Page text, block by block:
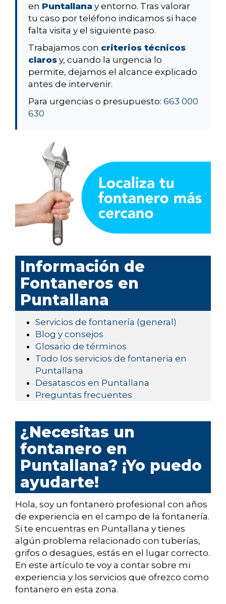
en Puntallana y entorno. Tras valorar
tu caso por teléfono indicamos si hace
falta visita y el siguiente paso.
Trabajamos con criterios técnicos
claros y, cuando la urgencia lo
permite, dejamos el alcance explicado
antes de intervenir.
Para urgencias o presupuesto: 663 000
630
Información de
Fontaneros en
Puntallana
Servicios de fontanería (general)
Blog y consejos
Glosario de términos
Todo los servicios de fontaneria en
Puntallana
Desatascos en Puntallana
Preguntas frecuentes
¿Necesitas un
fontanero en
Puntallana? ¡Yo puedo
ayudarte!
Hola, soy un fontanero profesional con años
de experiencia en el campo de la fontanería.
Si te encuentras en Puntallana y tienes
algún problema relacionado con tuberías,
grifos o desagües, estás en el lugar correcto.
En este artículo te voy a contar sobre mi
experiencia y los servicios que ofrezco como
fontanero en esta zona.